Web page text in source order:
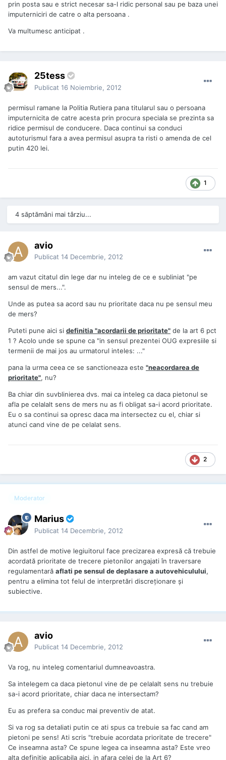
prin posta sau e strict necesar sa-l ridic personal sau pe baza unei
imputerniciri de catre o alta persoana .
Va multumesc anticipat .
25tess
Publicat 16 Noiembrie, 2012
permisul ramane la Politia Rutiera pana titularul sau o persoana
imputernicita de catre acesta prin procura speciala se prezinta sa
ridice permisul de conducere. Daca continui sa conduci
autoturismul fara a avea permisul asupra ta risti o amenda de cel
putin 420 lei.
1
4 săptămâni mai târziu...
avio
Publicat 14 Decembrie, 2012
am vazut citatul din lege dar nu inteleg de ce e subliniat "pe
sensul de mers...".
Unde as putea sa acord sau nu prioritate daca nu pe sensul meu
de mers?
Puteti pune aici si definitia "acordarii de prioritate" de la art 6 pct
1 ? Acolo unde se spune ca "in sensul prezentei OUG expresiile si
termenii de mai jos au urmatorul inteles: ..."
pana la urma ceea ce se sanctioneaza este "neacordarea de
prioritate", nu?
Ba chiar din suvblinierea dvs. mai ca inteleg ca daca pietonul se
afla pe celalalt sens de mers nu as fi obligat sa-i acord prioritate.
Eu o sa continui sa opresc daca ma intersectez cu el, chiar si
atunci cand vine de pe celalat sens.
2
Moderator
Marius
Publicat 14 Decembrie, 2012
Din astfel de motive legiuitorul face precizarea expresă că trebuie
acordată prioritate de trecere pietonilor angajati în traversare
regulamentară aflati pe sensul de deplasare a autovehiculului,
pentru a elimina tot felul de interpretări discreționare și
subiective.
avio
Publicat 14 Decembrie, 2012
Va rog, nu inteleg comentariul dumneavoastra.
Sa intelegem ca daca pietonul vine de pe celalalt sens nu trebuie
sa-i acord prioritate, chiar daca ne intersectam?
Eu as prefera sa conduc mai preventiv de atat.
Si va rog sa detaliati putin ce ati spus ca trebuie sa fac cand am
pietoni pe sens! Ati scris "trebuie acordata prioritate de trecere"
Ce inseamna asta? Ce spune legea ca inseamna asta? Este vreo
alta definitie aplicabila aici, in afara celei de la Art 6?